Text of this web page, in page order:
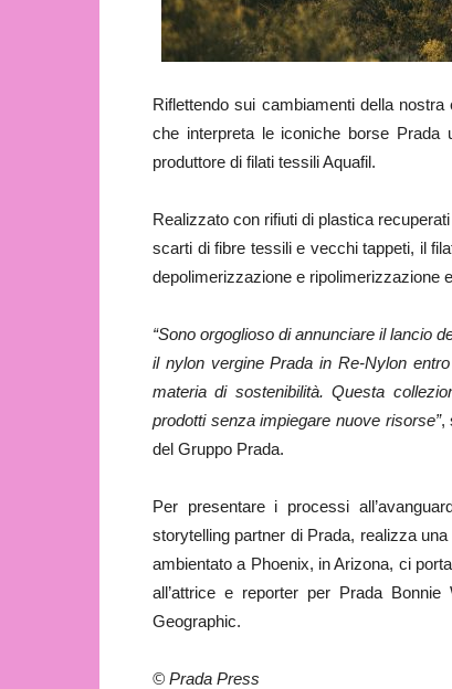
Riflettendo sui cambiamenti della
che interpreta le iconiche borse Prada
produttore di filati tessili Aquafil.
Realizzato con rifiuti di plastica
scarti di fibre tessili e vecchi tappeti, il
depolimerizzazione e ripolimerizzazione
“Sono orgoglioso di annunciare il lancio
il nylon vergine Prada in Re-Nylon
materia di sostenibilità. Questa
prodotti senza impiegare nuove risorse”,
del Gruppo Prada.
Per presentare i processi
storytelling partner di Prada, realizza
ambientato a Phoenix, in Arizona, ci
all’attrice e reporter per Prada
Geographic.
© Prada Press